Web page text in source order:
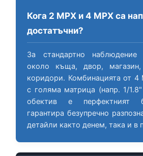
Кога 2 MPX и 4 MPX са
достатъчни?
За стандартно
около къща, двор,
коридори. Комбинацията от 4
с голяма матрица (напр. 1/
обектив е перфектният
гарантира безупречно
детайли както денем, така и в